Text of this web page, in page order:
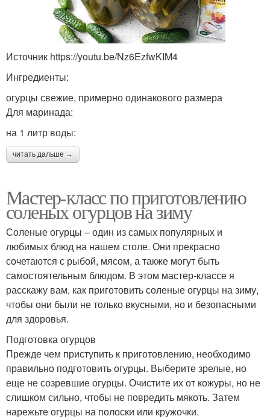
Источник https://youtu.be/Nz6EzfwKIM4
Ингредиенты:
огурцы свежие, примерно одинакового размера
Для маринада:
на 1 литр воды:
читать дальше →
Мастер-класс по приготовлению
соленых огурцов на зиму
Соленые огурцы – один из самых популярных и
любимых блюд на нашем столе. Они прекрасно
сочетаются с рыбой, мясом, а также могут быть
самостоятельным блюдом. В этом мастер-классе я
расскажу вам, как приготовить соленые огурцы на зиму,
чтобы они были не только вкусными, но и безопасными
для здоровья.
Подготовка огурцов
Прежде чем приступить к приготовлению, необходимо
правильно подготовить огурцы. Выберите зрелые, но
еще не созревшие огурцы. Очистите их от кожуры, но не
слишком сильно, чтобы не повредить мякоть. Затем
нарежьте огурцы на полоски или кружочки.